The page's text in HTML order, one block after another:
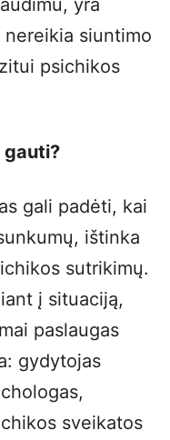
siuntimo
psichikos
gauti?
gali padėti, kai
ištinka
sutrikimų.
į situaciją,
paslaugas
gydytojas
sveikatos